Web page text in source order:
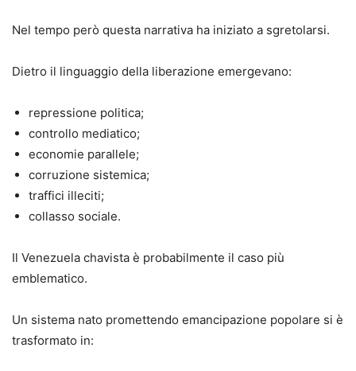
Nel tempo però questa narrativa ha iniziato a sgretolarsi.
Dietro il linguaggio della liberazione emergevano:
repressione politica;
controllo mediatico;
economie parallele;
corruzione sistemica;
traffici illeciti;
collasso sociale.
Il Venezuela chavista è probabilmente il caso più
emblematico.
Un sistema nato promettendo emancipazione popolare si è
trasformato in: